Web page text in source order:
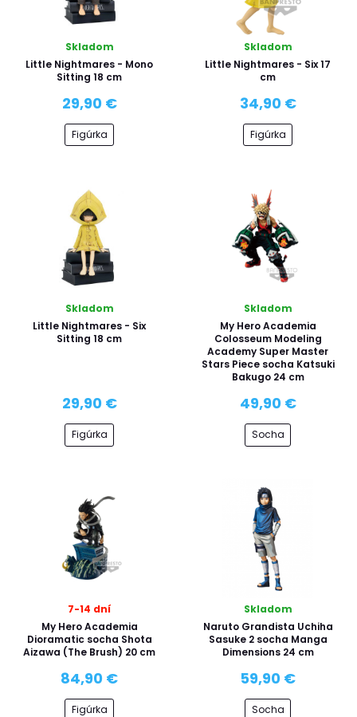
Skladom
Little Nightmares - Mono
Sitting 18 cm
29,90 €
Figúrka
Skladom
Little Nightmares - Six 17
cm
34,90 €
Figúrka
Skladom
Little Nightmares - Six
Sitting 18 cm
29,90 €
Figúrka
Skladom
My Hero Academia
Colosseum Modeling
Academy Super Master
Stars Piece socha Katsuki
Bakugo 24 cm
49,90 €
Socha
7-14 dní
My Hero Academia
Dioramatic socha Shota
Aizawa (The Brush) 20 cm
84,90 €
Figúrka
Skladom
Naruto Grandista Uchiha
Sasuke 2 socha Manga
Dimensions 24 cm
59,90 €
Socha